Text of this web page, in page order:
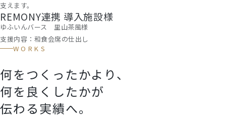
支えます。
REMONY連携 導入施設様
ゆふいんバース 里山茶風様
支援内容：和食会席の仕出し
WORKS
何をつくったかより、
何を良くしたかが
伝わる実績へ。